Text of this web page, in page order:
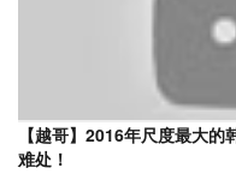
【越哥】2016年尺度最大
难处！